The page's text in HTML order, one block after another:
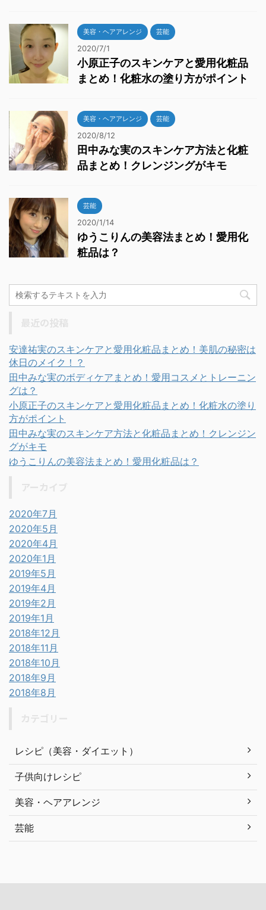
美容・ヘアアレンジ 芸能
2020/7/1
小原正子のスキンケアと愛用化粧品
まとめ！化粧水の塗り方がポイント
美容・ヘアアレンジ 芸能
2020/8/12
田中みな実のスキンケア方法と化粧
品まとめ！クレンジングがキモ
芸能
2020/1/14
ゆうこりんの美容法まとめ！愛用化
粧品は？
安達祐実のスキンケアと愛用化粧品まとめ！美肌の秘密は
休日のメイク！？
田中みな実のボディケアまとめ！愛用コスメとトレーニン
グは？
小原正子のスキンケアと愛用化粧品まとめ！化粧水の塗り
方がポイント
田中みな実のスキンケア方法と化粧品まとめ！クレンジン
グがキモ
ゆうこりんの美容法まとめ！愛用化粧品は？
2020年7月
2020年5月
2020年4月
2020年1月
2019年5月
2019年4月
2019年2月
2019年1月
2018年12月
2018年11月
2018年10月
2018年9月
2018年8月
レシピ（美容・ダイエット）
子供向けレシピ
美容・ヘアアレンジ
芸能